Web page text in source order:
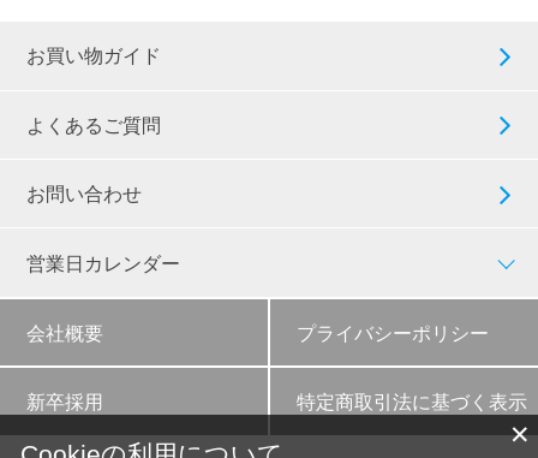
お買い物ガイド
よくあるご質問
お問い合わせ
営業日カレンダー
会社概要 プライバシーポリシー
新卒採用 特定商取引法に基づく表示
✕